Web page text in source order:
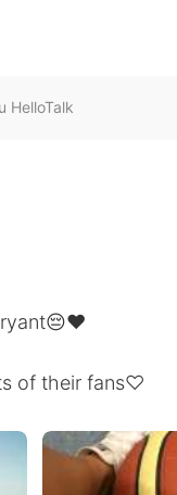
HelloTalk
of their fans♡